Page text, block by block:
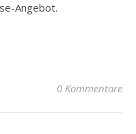
Angebot.
0 Kommentare